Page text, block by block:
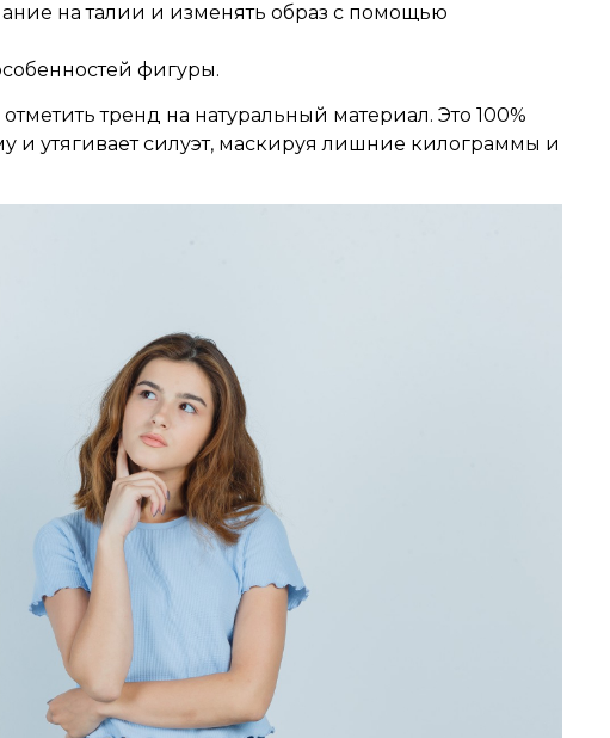
на талии и изменять образ с помощью
фигуры.
тренд на натуральный материал. Это 100%
и утягивает силуэт, маскируя лишние килограммы и